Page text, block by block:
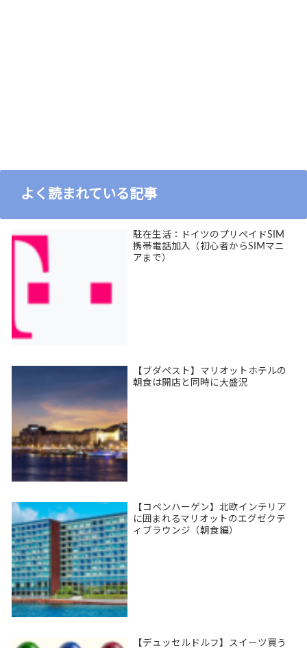
よく読まれている記事
駐在生活：ドイツのプリペイドSIM
携帯電話加入（初心者からSIMマニ
アまで）
【ブダペスト】マリオットホテルの
朝食は開店と同時に大盛況
【コペンハーゲン】北欧インテリア
に囲まれるマリオットのエグゼクテ
ィブラウンジ（朝食編）
【デュッセルドルフ】スイーツ買う